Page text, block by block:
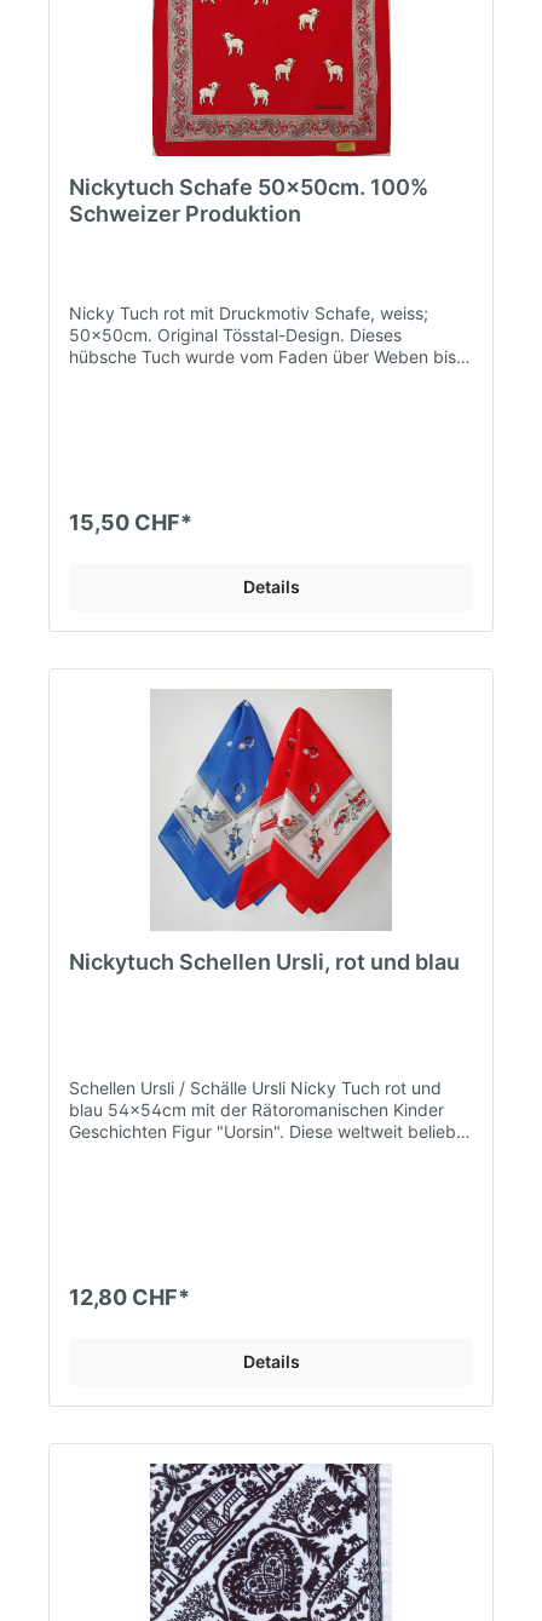
Nickytuch Schafe 50x50cm. 100%
Schweizer Produktion
Nicky Tuch rot mit Druckmotiv Schafe, weiss;
50x50cm. Original Tösstal-Design. Dieses
hübsche Tuch wurde vom Faden über Weben bis
15,50 CHF*
Details
Nickytuch Schellen Ursli, rot und blau
Schellen Ursli / Schälle Ursli Nicky Tuch rot und
blau 54x54cm mit der Rätoromanischen Kinder
Geschichten Figur "Uorsin". Diese weltweit beliebte
12,80 CHF*
Details